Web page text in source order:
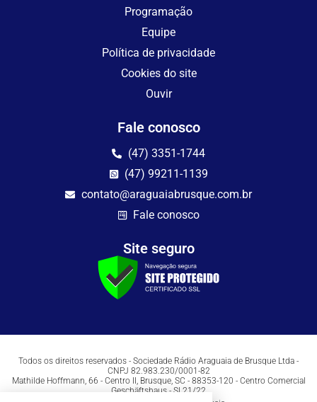
Programação
Equipe
Política de privacidade
Cookies do site
Ouvir
Fale conosco
(47) 3351-1744
(47) 99211-1139
contato@araguaiabrusque.com.br
Fale conosco
Site seguro
Todos os direitos reservados - Sociedade Rádio Araguaia de Brusque Ltda -
CNPJ 82.983.230/0001-82
Mathilde Hoffmann, 66 - Centro II, Brusque, SC - 88353-120 - Centro Comercial
Geschäftshaus - Sl 21/22